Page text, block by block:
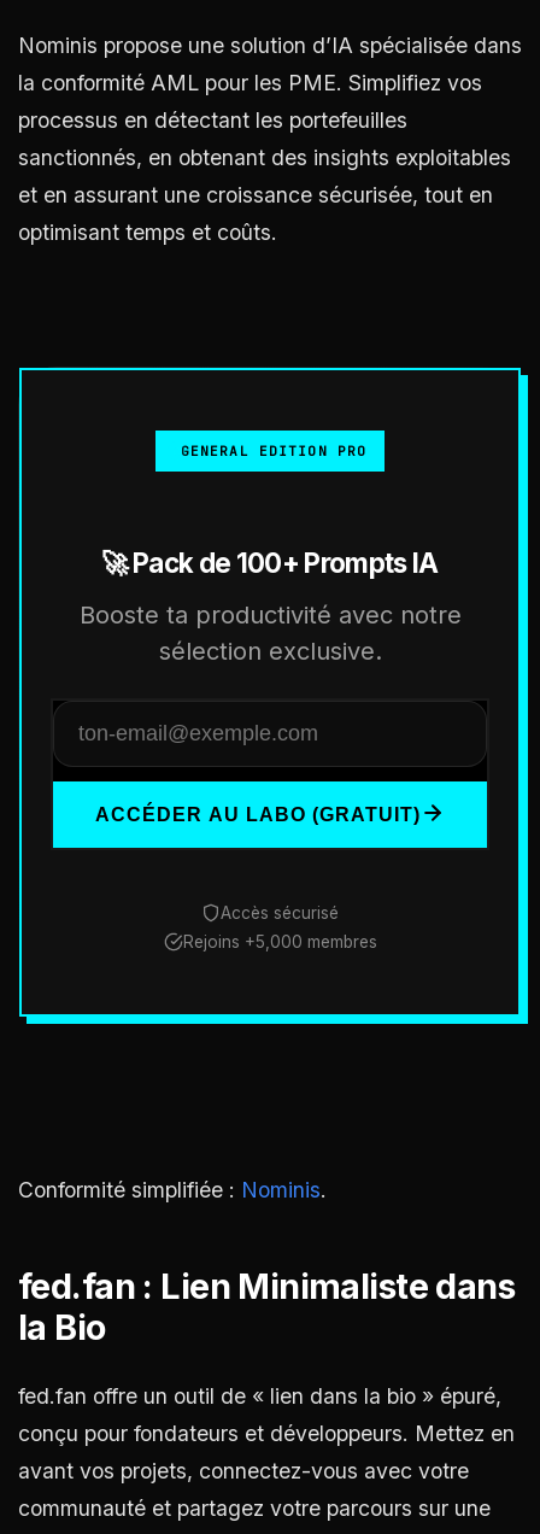
Nominis propose une solution d’IA spécialisée dans
la conformité AML pour les PME. Simplifiez vos
processus en détectant les portefeuilles
sanctionnés, en obtenant des insights exploitables
et en assurant une croissance sécurisée, tout en
optimisant temps et coûts.
GENERAL EDITION PRO
🚀 Pack de 100+ Prompts IA
Booste ta productivité avec notre
sélection exclusive.
ACCÉDER AU LABO (GRATUIT)
Accès sécurisé
Rejoins +5,000 membres
Conformité simplifiée : Nominis.
fed.fan : Lien Minimaliste dans
la Bio
fed.fan offre un outil de « lien dans la bio » épuré,
conçu pour fondateurs et développeurs. Mettez en
avant vos projets, connectez-vous avec votre
communauté et partagez votre parcours sur une